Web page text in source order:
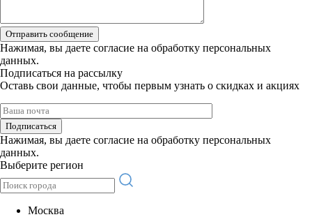
Отправить сообщение
Нажимая, вы даете согласие на обработку персональных
данных.
Подписаться на рассылку
Оставь свои данные, чтобы первым узнать о скидках и акциях
Подписаться
Нажимая, вы даете согласие на обработку персональных
данных.
Выберите регион
Москва